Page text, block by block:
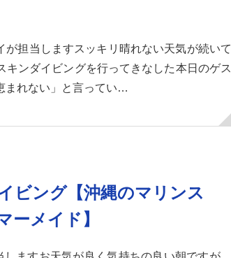
担当しますスッキリ晴れない天気が続いて
キンダイビングを行ってきなした本日のゲス
まれない」と言ってい…
ビング【沖縄のマリンス
ーメイド】